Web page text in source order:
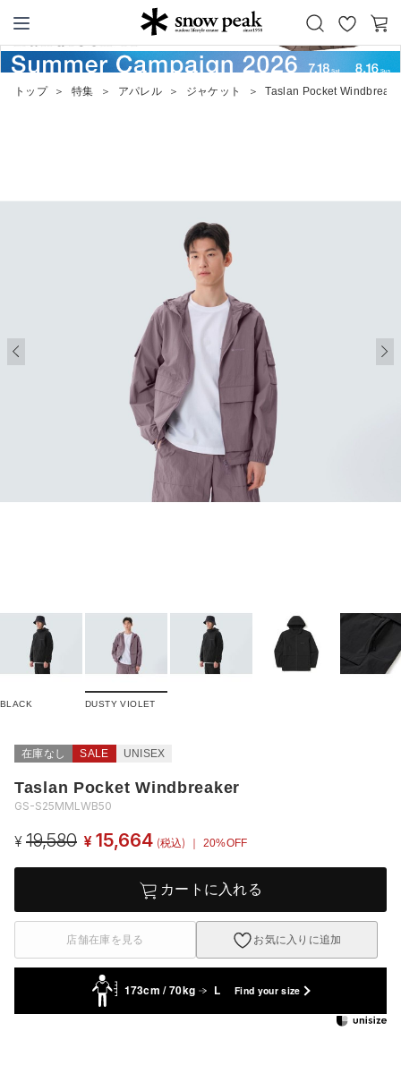
Snow Peak
お
カ
ー
トップ ＞ 特集 ＞ アパレル ＞ ジャケット ＞ Taslan Pocket
BLACK DUSTY VIOLET
在庫なし SALE UNISEX
Taslan Pocket Windbreaker
GS-S25MMLWB50
¥ 19,580 ¥ 15,664 (税込) ｜ 20%OFF
カートに入れる
店舗在庫を見る お気に入りに追加
173cm / 70kg L Find your size